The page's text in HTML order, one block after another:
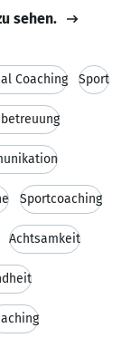
sehen.
Coaching Sport
Sportcoaching
Achtsamkeit